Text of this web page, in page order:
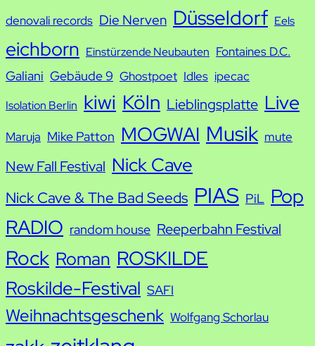
denovali records Die Nerven Düsseldorf Eels
eichborn Einstürzende Neubauten Fontaines D.C.
Galiani Gebäude 9 Ghostpoet Idles ipecac
Isolation Berlin kiwi Köln Lieblingsplatte Live
Maruja Mike Patton MOGWAI Musik mute
New Fall Festival Nick Cave
Nick Cave & The Bad Seeds PIAS PiL Pop
RADIO random house Reeperbahn Festival
Rock Roman ROSKILDE
Roskilde-Festival SAFI
Weihnachtsgeschenk Wolfgang Schorlau